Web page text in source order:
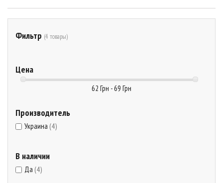
Фильтр (4 товары)
Цена
62 Грн - 69 Грн
Производитель
Украина (4)
В наличии
Да (4)